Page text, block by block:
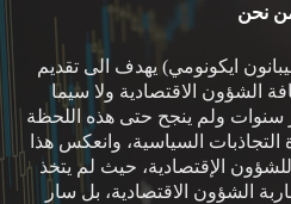
نحن
ايكونومي) يهدف الى تقديم
الشؤون الاقتصادية ولا سيما
سنوات ولم ينجح حتى هذه اللحظة
السياسية، وانعكس هذا
للشؤون الإقتصادية، حيث لم يتخذ
الشؤون الاقتصادية، بل سار